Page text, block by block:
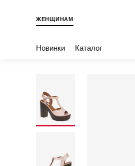
ЖЕНЩИНАМ
Новинки Каталог